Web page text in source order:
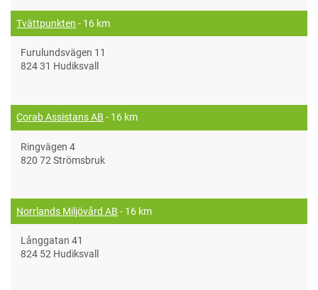
Tvättpunkten - 16 km
Furulundsvägen 11
824 31 Hudiksvall
Corab Assistans AB - 16 km
Ringvägen 4
820 72 Strömsbruk
Norrlands Miljövård AB - 16 km
Långgatan 41
824 52 Hudiksvall